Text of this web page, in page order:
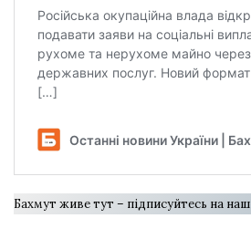
Бахмут живе тут – підписуйтесь на наш